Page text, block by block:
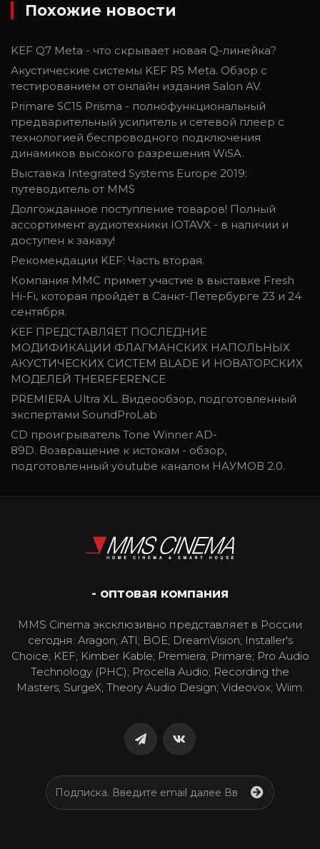
Похожие новости
KEF Q7 Meta - что скрывает новая Q-линейка?
Акустические системы KEF R5 Meta. Обзор с
тестированием от онлайн издания Salon AV.
Primare SC15 Prisma - полнофункциональный
предварительный усилитель и сетевой плеер с
технологией беспроводного подключения
динамиков высокого разрешения WiSA.
Выставка Integrated Systems Europe 2019:
путеводитель от MMS
Долгожданное поступление товаров! Полный
ассортимент аудиотехники IOTAVX - в наличии и
доступен к заказу!
Рекомендации KEF: Часть вторая.
Компания ММС примет участие в выставке Fresh
Hi-Fi, которая пройдёт в Санкт-Петербурге 23 и 24
сентября.
KEF ПРЕДСТАВЛЯЕТ ПОСЛЕДНИЕ
МОДИФИКАЦИИ ФЛАГМАНСКИХ НАПОЛЬНЫХ
АКУСТИЧЕСКИХ СИСТЕМ BLADE И НОВАТОРСКИХ
МОДЕЛЕЙ THEREFERENCE
PREMIERA Ultra XL. Видеообзор, подготовленный
экспертами SoundProLab
CD проигрыватель Tone Winner AD-
89D. Возвращение к истокам - обзор,
подготовленный youtube каналом НАУМОВ 2.0.
- оптовая компания
MMS Cinema эксклюзивно представляет в России
сегодня: Aragon; ATI; BOE; DreamVision; Installer's
Choice; KEF; Kimber Kable; Premiera; Primare; Pro Audio
Technology (PHC); Procella Audio; Recording the
Masters; SurgeX; Theory Audio Design; Videovox; Wiim.